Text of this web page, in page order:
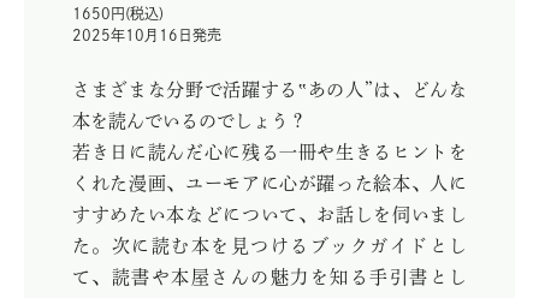
1650円(税込)
2025年10月16日発売
さまざまな分野で活躍する‟あの人”は、どんな
本を読んでいるのでしょう？
若き日に読んだ心に残る一冊や生きるヒントを
くれた漫画、ユーモアに心が躍った絵本、人に
すすめたい本などについて、お話しを伺いまし
た。次に読む本を見つけるブックガイドとし
て、読書や本屋さんの魅力を知る手引書とし